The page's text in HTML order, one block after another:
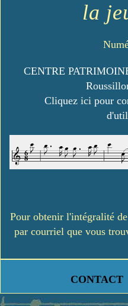
la
CENTRE
Cliquez ici pour
Pour obtenir l'intégralité
par courriel que vous
CONTACT
https://